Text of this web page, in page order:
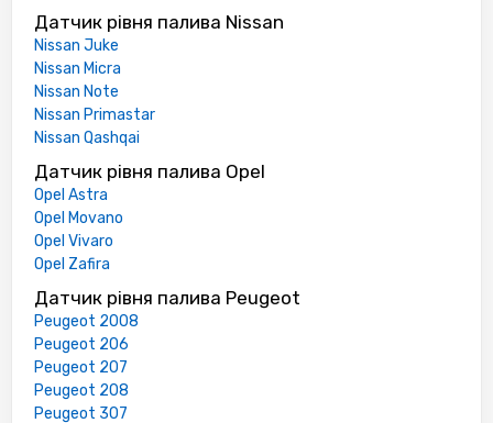
Датчик рівня палива Nissan
Nissan Juke
Nissan Micra
Nissan Note
Nissan Primastar
Nissan Qashqai
Датчик рівня палива Opel
Opel Astra
Opel Movano
Opel Vivaro
Opel Zafira
Датчик рівня палива Peugeot
Peugeot 2008
Peugeot 206
Peugeot 207
Peugeot 208
Peugeot 307